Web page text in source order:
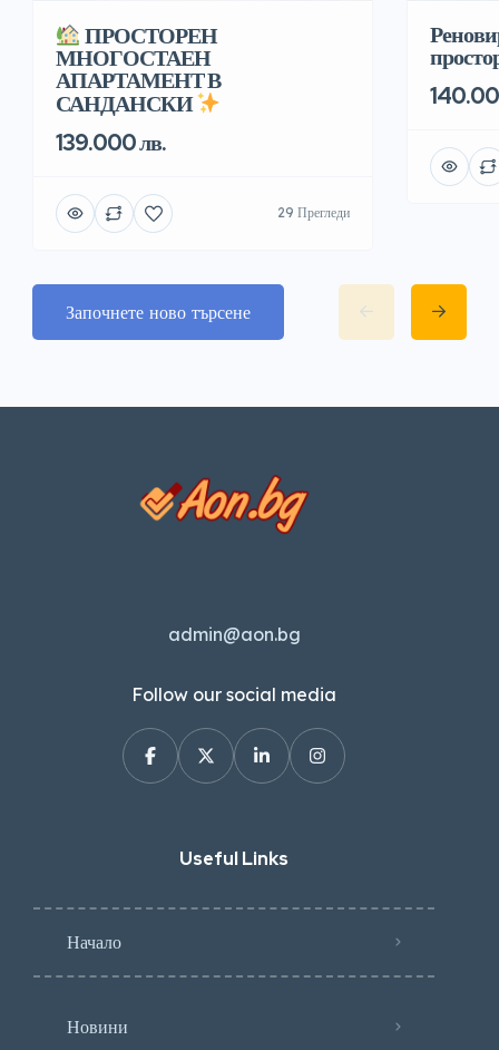
ПРОСТОРЕН
МНОГОСТАЕН
АПАРТАМЕНТ В
САНДАНСКИ
139.000 лв.
29 Прегледи
Започнете ново търсене
admin@aon.bg
Follow our social media
Useful Links
Начало
Новини